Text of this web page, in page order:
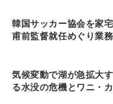
韓国サッカー協会を家
甫前監督就任めぐり業
気候変動で湖が急拡大
る水没の危機とワニ・